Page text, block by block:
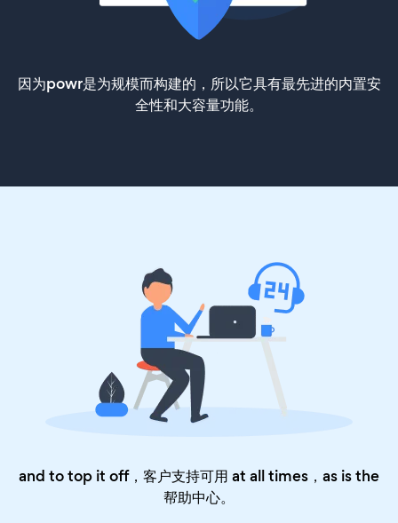
因为powr是为规模而构建的，所以它具有最先进的内置安
全性和大容量功能。
and to top it off，客户支持可用 at all times，as is the
帮助中心。